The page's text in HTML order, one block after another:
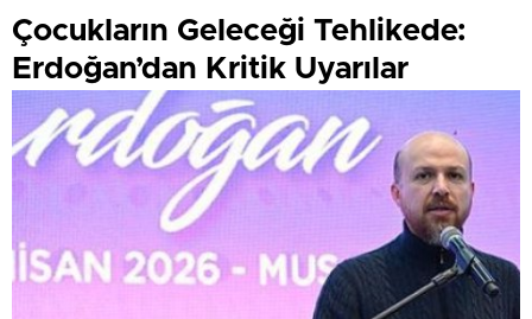
Çocukların Geleceği Tehlikede:
Erdoğan’dan Kritik Uyarılar